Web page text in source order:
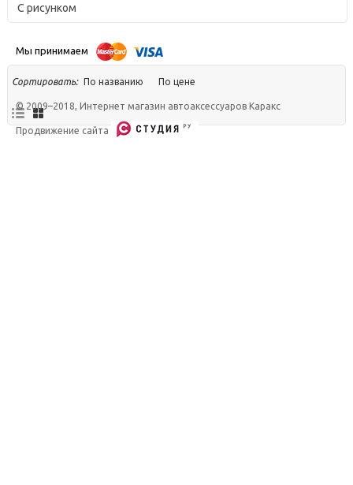
С рисунком
Сортировать: По названию По цене
Мы принимаем
© 2009–2018, Интернет магазин автоаксессуаров Каракс
Продвижение сайта